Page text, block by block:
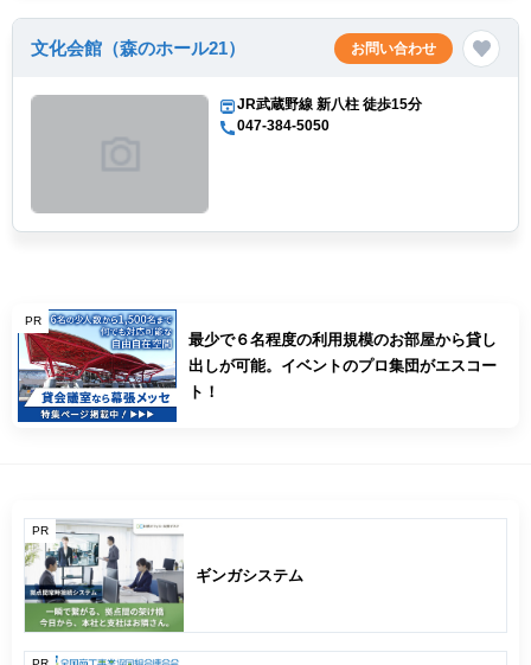
文化会館（森のホール21） お問い合わせ
JR武蔵野線 新八柱 徒歩15分
047-384-5050
PR
最少で６名程度の利用規模のお部屋から貸し
出しが可能。イベントのプロ集団がエスコー
ト！
PR
ギンガシステム